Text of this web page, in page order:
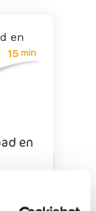
15 min
en